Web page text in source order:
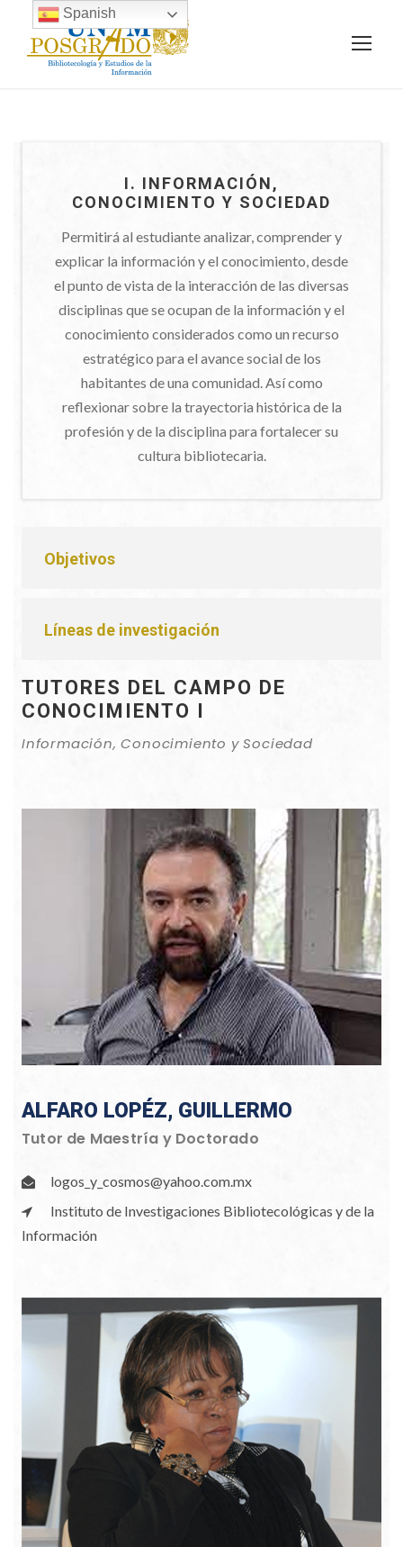
I. INFORMACIÓN,
CONOCIMIENTO Y SOCIEDAD
Permitirá al estudiante analizar, comprender y
explicar la información y el conocimiento, desde
el punto de vista de la interacción de las diversas
disciplinas que se ocupan de la información y el
conocimiento considerados como un recurso
estratégico para el avance social de los
habitantes de una comunidad. Así como
reflexionar sobre la trayectoria histórica de la
profesión y de la disciplina para fortalecer su
cultura bibliotecaria.
Objetivos
Líneas de investigación
TUTORES DEL CAMPO DE
CONOCIMIENTO I
Información, Conocimiento y Sociedad
ALFARO LOPÉZ, GUILLERMO
Tutor de Maestría y Doctorado
logos_y_cosmos@yahoo.com.mx
Instituto de Investigaciones Bibliotecológicas y de la
Información
Spanish